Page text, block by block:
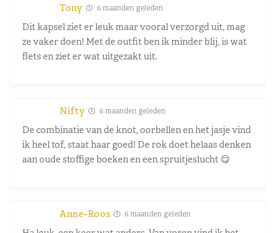
Tony 6 maanden geleden
Dit kapsel ziet er leuk maar vooral verzorgd uit, mag
ze vaker doen! Met de outfit ben ik minder blij, is wat
flets en ziet er wat uitgezakt uit.
Nifty 6 maanden geleden
De combinatie van de knot, oorbellen en het jasje vind
ik heel tof, staat haar goed! De rok doet helaas denken
aan oude stoffige boeken en een spruitjeslucht 😋
Anne-Roos 6 maanden geleden